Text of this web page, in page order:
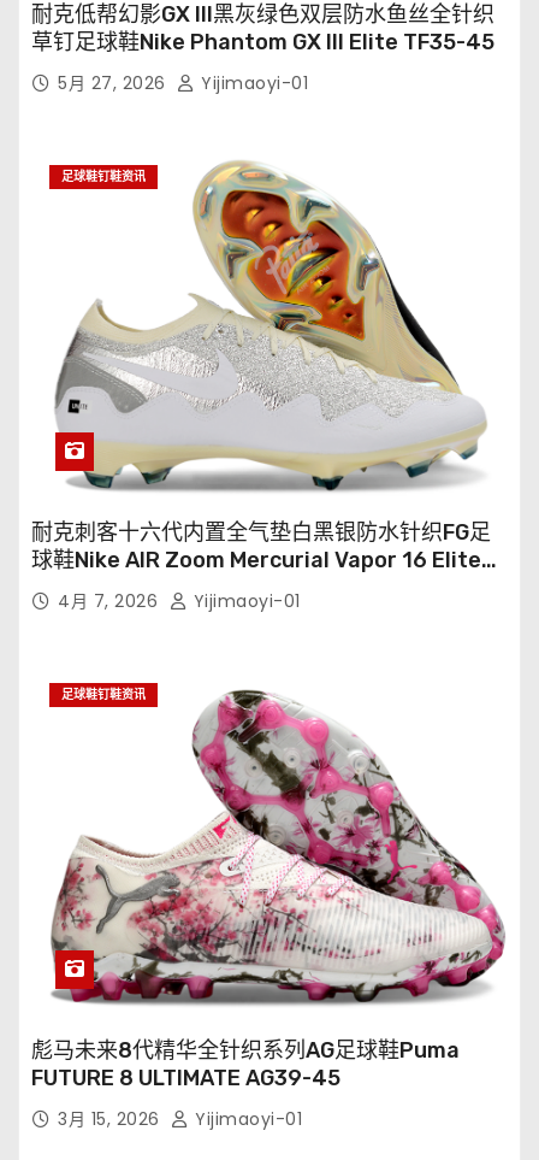
耐克低帮幻影GX III黑灰绿色双层防水鱼丝全针织
草钉足球鞋Nike Phantom GX III Elite TF35-45
5月 27, 2026 Yijimaoyi-01
足球鞋钉鞋资讯
耐克刺客十六代内置全气垫白黑银防水针织FG足
球鞋Nike AIR Zoom Mercurial Vapor 16 Elite
XXV FG35-45
4月 7, 2026 Yijimaoyi-01
足球鞋钉鞋资讯
彪马未来8代精华全针织系列AG足球鞋Puma
FUTURE 8 ULTIMATE AG39-45
3月 15, 2026 Yijimaoyi-01